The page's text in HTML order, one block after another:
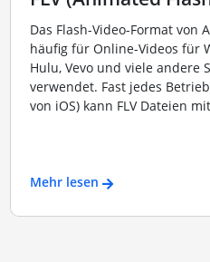
Das Flash-Video-Format von
häufig für Online-Videos für
Hulu, Vevo und viele andere
verwendet. Fast jedes
von iOS) kann FLV Dateien
Mehr lesen